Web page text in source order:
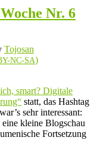
Nr. 6
Tojosan
NC-SA)
smart? Digitale
statt, das Hashtag
sehr interessant:
kleine Blogschau
Fortsetzung